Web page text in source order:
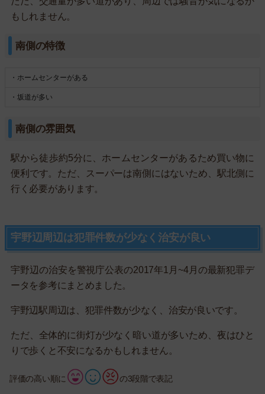
もしれません。
南側の特徴
・ホームセンターがある
・坂道が多い
南側の雰囲気
駅から徒歩約5分に、ホームセンターがあるため買い物に
便利です。ただ、スーパーは南側にはないため、駅北側に
行く必要があります。
宇野辺周辺は犯罪件数が少なく治安が良い
宇野辺の治安を警視庁公表の2017年1月~4月の最新犯罪デ
ータを参考にまとめました。
宇野辺駅周辺は、犯罪件数が少なく、治安が良いです。
ただ、全体的に街灯が少なく暗い道が多いため、夜はひと
りで歩くと不安になるかもしれません。
評価の高い順に の3段階で表記